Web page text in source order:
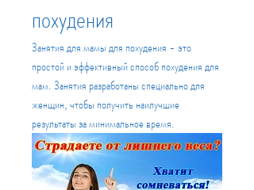
похудения
Занятия для мамы для похудения - это
простой и эффективный способ похудения для
мам. Занятия разработаны специально для
женщин, чтобы получить наилучшие
результаты за минимальное время.